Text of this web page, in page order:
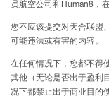
员航空公司和Human8，
您不应该提交对天合联盟
可能违法或有害的内容。
在任何情况下，您都不得
其他（无论是否出于盈利
况下都禁止出于商业目的